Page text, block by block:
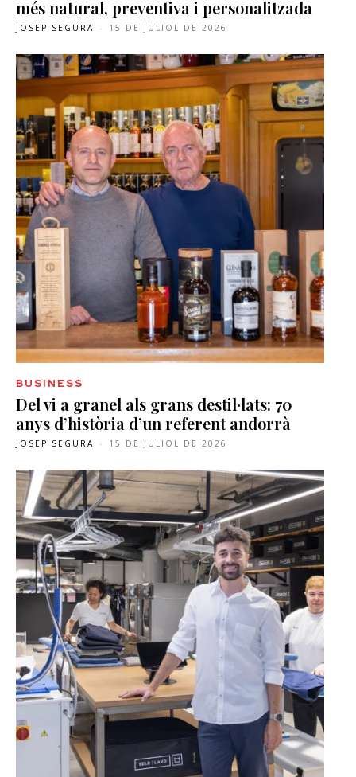
més natural, preventiva i personalitzada
JOSEP SEGURA - 15 DE JULIOL DE 2026
BUSINESS
Del vi a granel als grans destil·lats: 70
anys d’història d’un referent andorrà
JOSEP SEGURA - 15 DE JULIOL DE 2026